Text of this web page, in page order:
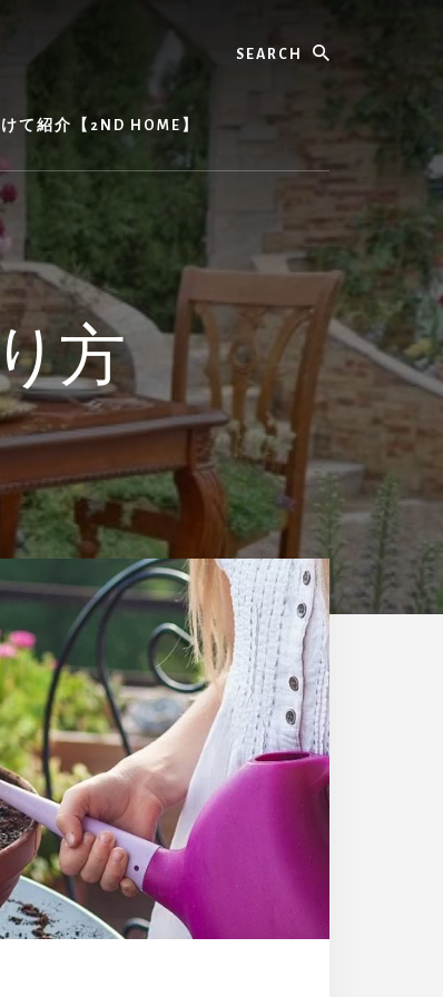
て紹介【2ND HOME】
方